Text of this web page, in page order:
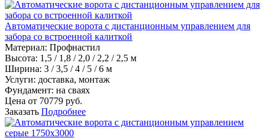
Автоматические ворота с дистанционным управлением для
забора со встроенной калиткой
Материал: Профнастил
Высота: 1,5 / 1,8 / 2,0 / 2,2 / 2,5 м
Ширина: 3 / 3,5 / 4 / 5 / 6 м
Услуги: доставка, монтаж
Фундамент: на сваях
Цена от 70779 руб.
Заказать Подробнее